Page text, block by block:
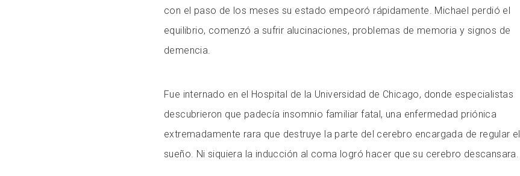
con el paso de los meses su estado empeoró rápidamente. Michael perdió el
equilibrio, comenzó a sufrir alucinaciones, problemas de memoria y signos de
demencia.
Fue internado en el Hospital de la Universidad de Chicago, donde especialistas
descubrieron que padecía insomnio familiar fatal, una enfermedad priónica
extremadamente rara que destruye la parte del cerebro encargada de regular el
sueño. Ni siquiera la inducción al coma logró hacer que su cerebro descansara.